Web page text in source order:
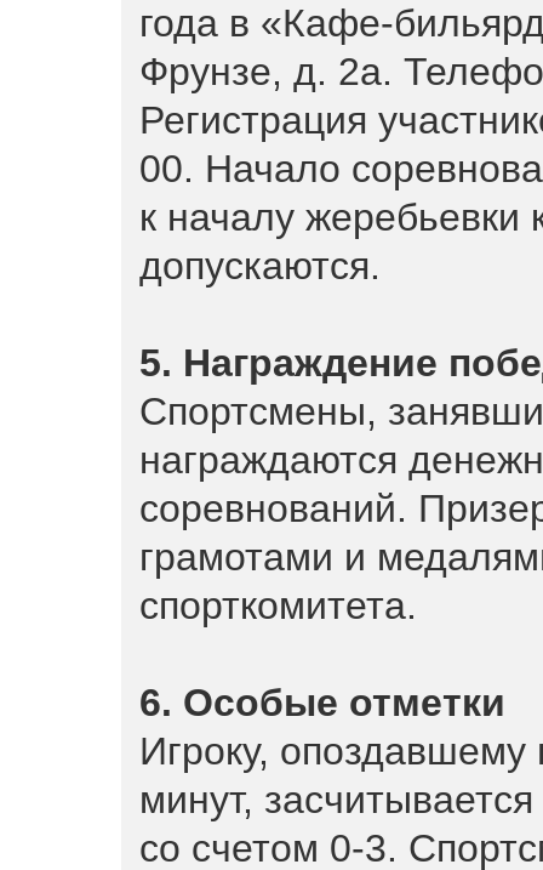
года в «Кафе-
Фрунзе, д. 2а.
Регистрация
00. Начало
к началу жеребьевки
допускаются.
5. Награждение
Спортсмены,
награждаются
соревнований.
грамотами и
спорткомитета.
6. Особые отметки
Игроку,
минут,
со счетом 0-3.